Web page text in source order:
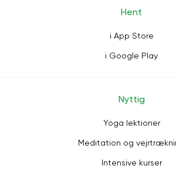
Hent
i App Store
i Google Play
Nyttig
Yoga lektioner
Meditation og
Intensive kurser